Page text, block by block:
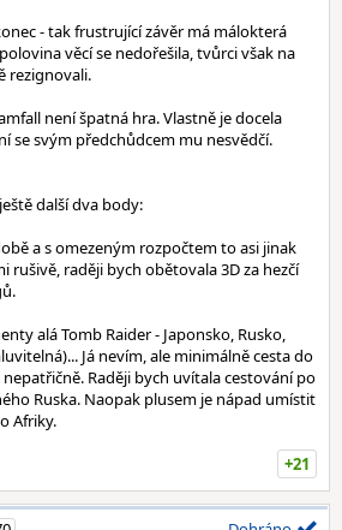
- tak frustrující závěr má málokterá
věcí se nedořešila, tvůrci však na
rezignovali.
není špatná hra. Vlastně je docela
se svým předchůdcem mu nesvědčí.
další dva body:
a s omezeným rozpočtem to asi jinak
rušivě, raději bych obětovala 3D za hezčí
alá Tomb Raider - Japonsko, Rusko,
Já nevím, ale minimálně cesta do
Raději bych uvítala cestování po
Ruska. Naopak plusem je nápad umístit
Afriky.
+21